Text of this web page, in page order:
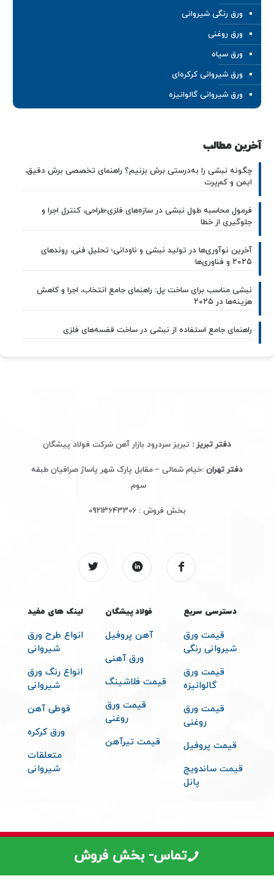
ورق رنگی شیروانی
ورق روغنی
ورق سیاه
ورق شیروانی کرکره‌ای
ورق شیروانی گالوانیزه
آخرین مطالب
چگونه نبشی را به‌درستی برش بزنیم؟ راهنمای تخصصی برش دقیق،
ایمن و کم‌پرت
فرمول محاسبه طول نبشی در سازه‌های فلزی؛طراحی، کنترل اجرا و
جلوگیری از خطا
آخرین نوآوری‌ها در تولید نبشی و ناودانی؛ تحلیل فنی، روندهای
۲۰۲۵ و فناوری‌ها
نبشی مناسب برای ساخت پل: راهنمای جامع انتخاب، اجرا و کاهش
هزینه‌ها در ۲۰۲۵
راهنمای جامع استفاده از نبشی در ساخت قفسه‌های فلزی
:خیام شمالی – مقابل پارک شهر پاساژ صرافیان طبقه
بخش فروش :09213643306
دسترسی سریع
شیروانی رنگی
قیمت ورق
گالوانیزه
فولاد پیشگان
آهن پروفیل
لینک های مفید
انواع طرح ورق
شیروانی
انواع رنگ ورق
ورق کرکره
تماس- بخش فروش